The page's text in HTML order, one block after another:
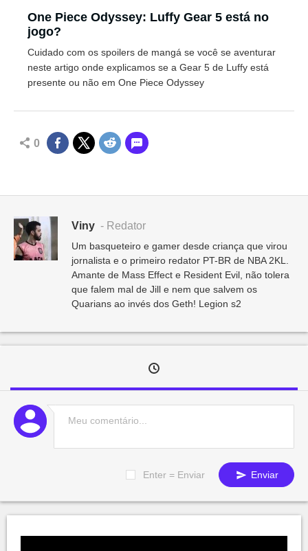
One Piece Odyssey: Luffy Gear 5 está no
jogo?
Cuidado com os spoilers de mangá se você se aventurar
neste artigo onde explicamos se a Gear 5 de Luffy está
presente ou não em One Piece Odyssey
0
Viny - Redator
Um basqueteiro e gamer desde criança que virou
jornalista e o primeiro redator PT-BR de NBA 2KL.
Amante de Mass Effect e Resident Evil, não tolera
que falem mal de Jill e nem que salvem os
Quarians ao invés dos Geth! Legion s2
Enter = Enviar Enviar